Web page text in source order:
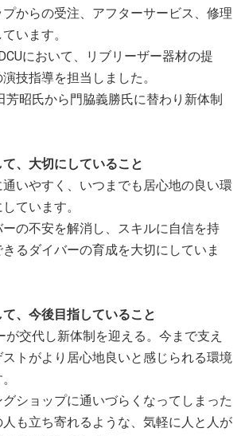
からの受注、アフターサービス、修理
います。
において、リブリーザー器材の提
技指導を担当しました。
芳昭氏から門脇義勝氏に替わり新体制
、大切にしていること
いやすく、いつまでも居心地の良い環
ています。
の不安を解消し、スキルに自信を持
るダイバーの育成を大切にしていま
、今後目指していること
が交代し新体制を迎える。今まで支え
トがより居心地良いと感じられる環境
ショップに通いづらくなってしまった
も立ち寄れるような、気軽に人と人が